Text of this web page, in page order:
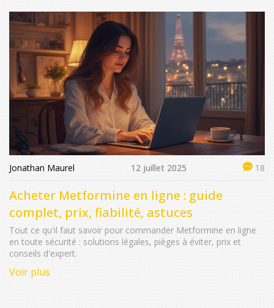
Jonathan Maurel 12 juillet 2025 18
Acheter Metformine en ligne : guide
complet, prix, fiabilité, astuces
Tout ce qu'il faut savoir pour commander Metformine en ligne
en toute sécurité : solutions légales, pièges à éviter, prix et
conseils d'expert.
Voir plus